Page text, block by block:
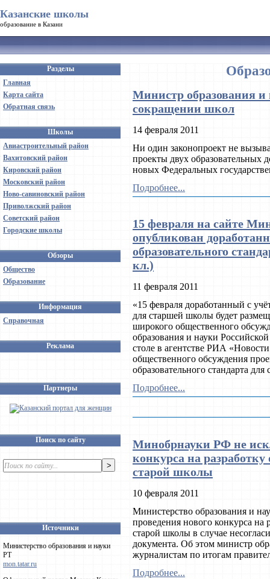
Казанские школы
образование в Казани
Разделы
Главная
Карта сайта
Обратная связь
Школы
Авиастроительный район
Вахитовский район
Кировский район
Московский район
Ново-савиновский район
Приволжский район
Советский район
Городские школы
Обзоры
Общество
Образование
Информация
Справочная
Реклама
Партнеры
Поиск по сайту
Источники
Министерство образования и науки
РТ
mon.tatar.ru
Министр образования и
сокращении школ
14 февраля 2011
Ни один законопроект не
проекты двух образовательных
новых Федеральных
Подробнее...
15 февраля на сайте
опубликован
образовательного
кл.)
11 февраля 2011
«15 февраля доработанный с
для старшей школы будет
широкого общественного
образования и науки
столе в агентстве РИА
общественного обсуждения
образовательного стандарта
Подробнее...
Минобрнауки РФ не
конкурса на разработку
старой школы
10 февраля 2011
Министерство образования и
проведения нового конкурса на
старой школы в случае
документа. Об этом министр
журналистам по итогам
Подробнее...